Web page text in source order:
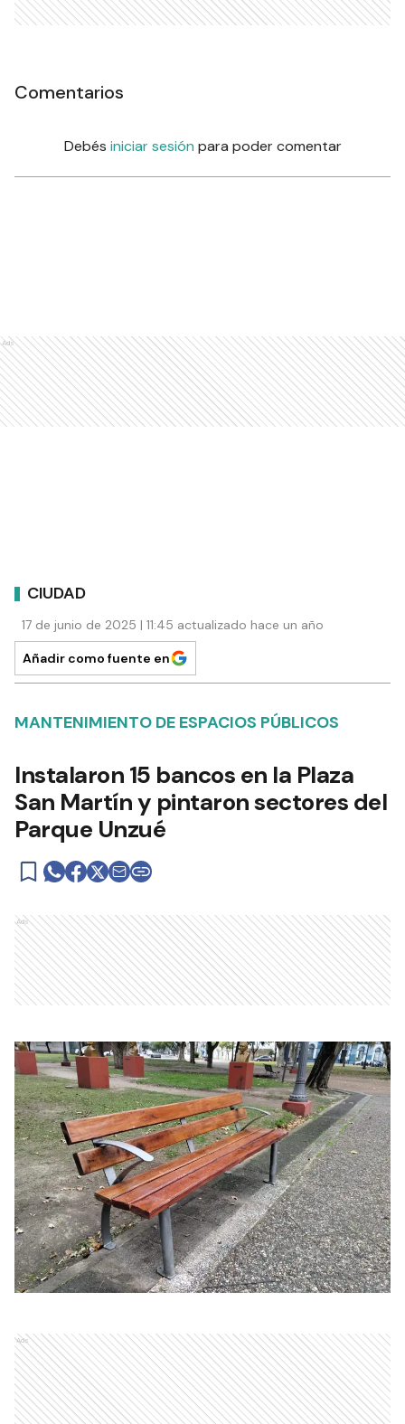
Comentarios
Debés iniciar sesión para poder comentar
Ads
CIUDAD
17 de junio de 2025 | 11:45 actualizado hace un año
Añadir como fuente en
MANTENIMIENTO DE ESPACIOS PÚBLICOS
Instalaron 15 bancos en la Plaza
San Martín y pintaron sectores del
Parque Unzué
Ads
Ads